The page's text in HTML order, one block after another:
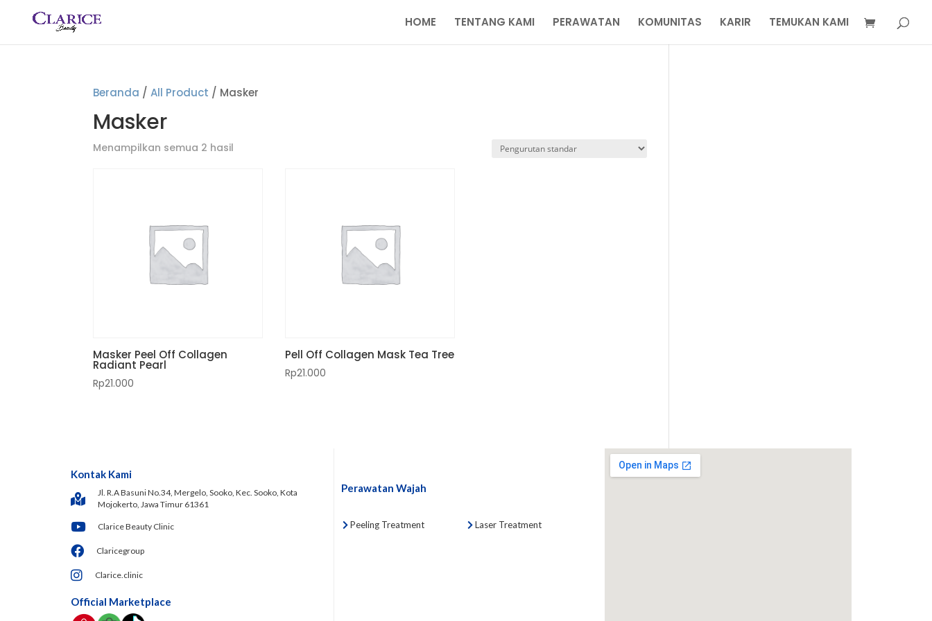
HOME TENTANG KAMI PERAWATAN KOMUNITAS KARIR TEMUKAN KAMI
Beranda /All Product / Masker
Masker
Menampilkan semua 2 hasil
Masker Peel Off Collagen
Radiant Pearl
Rp21.000
Pell Off Collagen Mask Tea Tree
Rp21.000
Kontak Kami
Jl. R.A Basuni No.34, Mergelo, Sooko, Kec. Sooko, Kota
Mojokerto, Jawa Timur 61361
Clarice Beauty Clinic
Claricegroup
Clarice.clinic
Official Marketplace
Perawatan Wajah
Peeling Treatment Laser Treatment